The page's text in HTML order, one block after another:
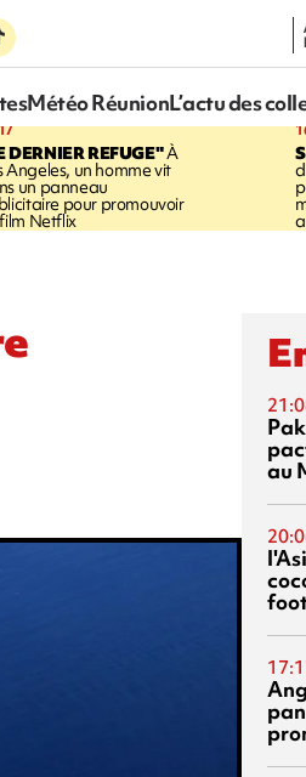
Météo RéunionL’actu des
DERNIER REFUGE"À
Angeles, un homme vit
un panneau
pour promouvoir
Netflix
au